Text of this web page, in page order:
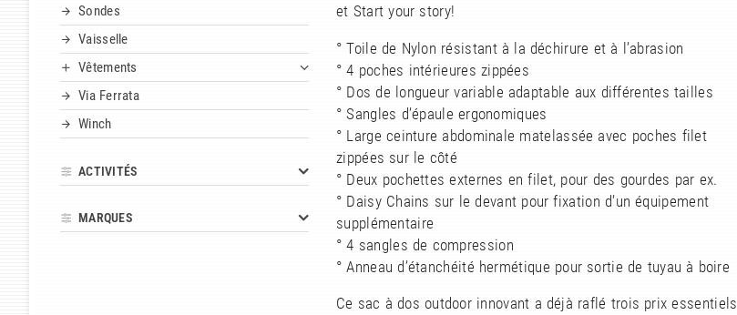
Sondes
Vaisselle
Vêtements
Via Ferrata
Winch
ACTIVITÉS
MARQUES
et Start your story!
° Toile de Nylon résistant à la déchirure et à l’abrasion
° 4 poches intérieures zippées
° Dos de longueur variable adaptable aux différentes tailles
° Sangles d’épaule ergonomiques
° Large ceinture abdominale matelassée avec poches filet
zippées sur le côté
° Deux pochettes externes en filet, pour des gourdes par ex.
° Daisy Chains sur le devant pour fixation d’un équipement
supplémentaire
° 4 sangles de compression
° Anneau d’étanchéité hermétique pour sortie de tuyau à boire
Ce sac à dos outdoor innovant a déjà raflé trois prix essentiels